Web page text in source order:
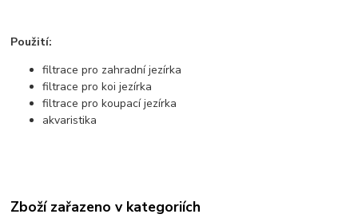
Použití:
filtrace pro zahradní jezírka
filtrace pro koi jezírka
filtrace pro koupací jezírka
akvaristika
Zboží zařazeno v kategoriích